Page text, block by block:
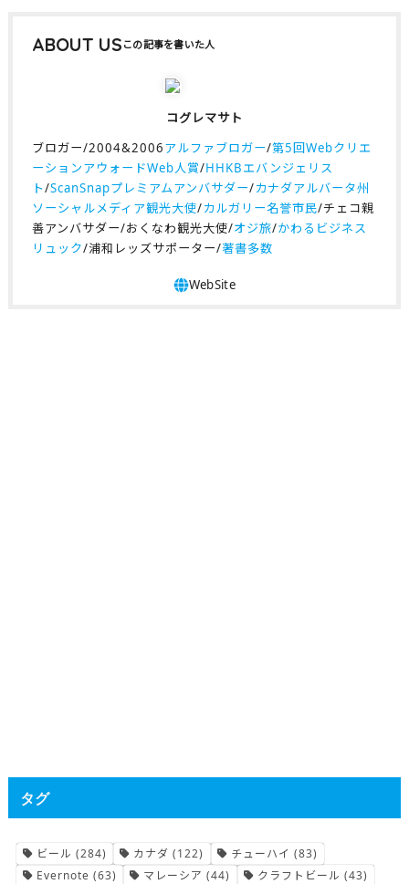
ABOUT US
コグレマサト
ブロガー/2004&2006アルファブロガー/第5回Webクリエ
ーションアウォードWeb人賞/HHKBエバンジェリス
ト/ScanSnapプレミアムアンバサダー/カナダアルバータ州
ソーシャルメディア観光大使/カルガリー名誉市民/チェコ親
善アンバサダー/おくなわ観光大使/オジ旅/かわるビジネス
リュック/浦和レッズサポーター/著書多数
タグ
ビール (284) カナダ (122) チューハイ (83)
Evernote (63) マレーシア (44) クラフトビール (43)